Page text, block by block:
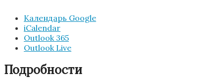
Календарь Google
iCalendar
Outlook 365
Outlook Live
Подробности